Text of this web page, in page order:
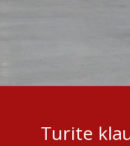
Turite